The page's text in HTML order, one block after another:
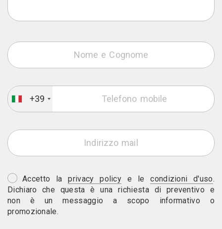
+39
Accetto laprivacy policy e lecondizioni d'uso.
Dichiaro che questa è una richiesta di preventivo e
non è un messaggio a scopo informativo o
promozionale.